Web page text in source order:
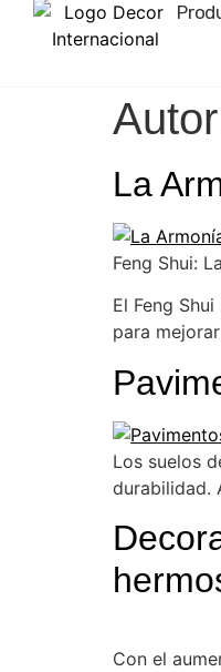
La
Feng Shui:
El Feng
para
Los suelos
durabilidad.
Con el